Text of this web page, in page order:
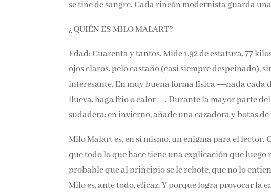
se tiñe de sangre. Cada rincón modernista guarda
¿QUIÉN ES MILO MALART?
Edad: Cuarenta y tantos. Mide 1,92 de estatura, 77
ojos claros, pelo castaño (casi siempre despeinado),
interesante. En muy buena forma física ―nada cada
llueva, haga frío o calor―. Durante la mayor parte
sudadera; en invierno, añade una cazadora y botas
Milo Malart es, en sí mismo, un enigma para el lector.
que todo lo que hace tiene una explicación que
probable que al principio se le rebote, que no lo
Milo es, ante todo, eficaz. Y porque logra provocar la